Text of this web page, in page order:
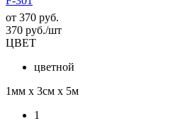
от 370 руб.
370 руб./шт
ЦВЕТ
цветной
1мм х 3см х 5м
1